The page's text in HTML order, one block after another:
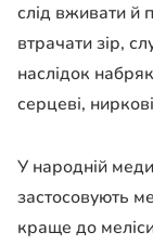
слід вживати й
втрачати зір,
наслідок
серцеві,
У народній
застосовують
краще до